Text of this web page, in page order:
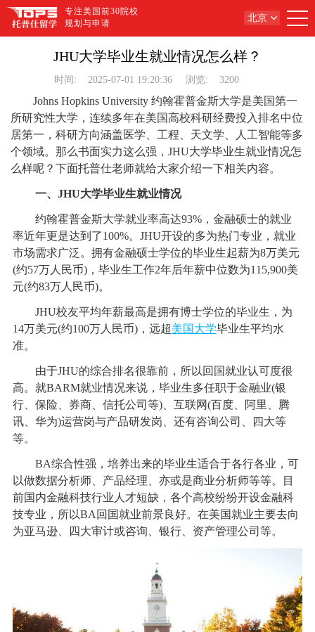
专注美国前30院校
规划与申请
北京
JHU大学毕业生就业情况怎么样？
时间: 2025-07-01 19:20:36 浏览: 3200
Johns Hopkins University 约翰霍普金斯大学是美国第一
所研究性大学，连续多年在美国高校科研经费投入排名中位
居第一，科研方向涵盖医学、工程、天文学、人工智能等多
个领域。那么书面实力这么强，JHU大学毕业生就业情况怎
么样呢？下面托普仕老师就给大家介绍一下相关内容。
一、JHU大学毕业生就业情况
约翰霍普金斯大学就业率高达93%，金融硕士的就业
率近年更是达到了100%。JHU开设的多为热门专业，就业
市场需求广泛。拥有金融硕士学位的毕业生起薪为8万美元
(约57万人民币)，毕业生工作2年后年薪中位数为115,900美
元(约83万人民币)。
JHU校友平均年薪最高是拥有博士学位的毕业生，为
14万美元(约100万人民币)，远超美国大学毕业生平均水
准。
由于JHU的综合排名很靠前，所以回国就业认可度很
高。就BARM就业情况来说，毕业生多任职于金融业(银
行、保险、券商、信托公司等)、互联网(百度、阿里、腾
讯、华为)运营岗与产品研发岗、还有咨询公司、四大等
等。
BA综合性强，培养出来的毕业生适合于各行各业，可
以做数据分析师、产品经理、亦或是商业分析师等等。目
前国内金融科技行业人才短缺，各个高校纷纷开设金融科
技专业，所以BA回国就业前景良好。在美国就业主要去向
为亚马逊、四大审计或咨询、银行、资产管理公司等。